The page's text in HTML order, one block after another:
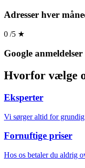
Adresser hver
0 /5 ★
Google anmeldelser
Hvorfor vælge
Eksperter
Vi sørger altid for
Fornuftige priser
Hos os betaler du aldrig